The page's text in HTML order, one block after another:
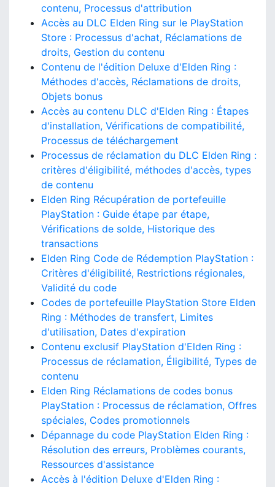
contenu, Processus d'attribution
Accès au DLC Elden Ring sur le PlayStation
Store : Processus d'achat, Réclamations de
droits, Gestion du contenu
Contenu de l'édition Deluxe d'Elden Ring :
Méthodes d'accès, Réclamations de droits,
Objets bonus
Accès au contenu DLC d'Elden Ring : Étapes
d'installation, Vérifications de compatibilité,
Processus de téléchargement
Processus de réclamation du DLC Elden Ring :
critères d'éligibilité, méthodes d'accès, types
de contenu
Elden Ring Récupération de portefeuille
PlayStation : Guide étape par étape,
Vérifications de solde, Historique des
transactions
Elden Ring Code de Rédemption PlayStation :
Critères d'éligibilité, Restrictions régionales,
Validité du code
Codes de portefeuille PlayStation Store Elden
Ring : Méthodes de transfert, Limites
d'utilisation, Dates d'expiration
Contenu exclusif PlayStation d'Elden Ring :
Processus de réclamation, Éligibilité, Types de
contenu
Elden Ring Réclamations de codes bonus
PlayStation : Processus de réclamation, Offres
spéciales, Codes promotionnels
Dépannage du code PlayStation Elden Ring :
Résolution des erreurs, Problèmes courants,
Ressources d'assistance
Accès à l'édition Deluxe d'Elden Ring :